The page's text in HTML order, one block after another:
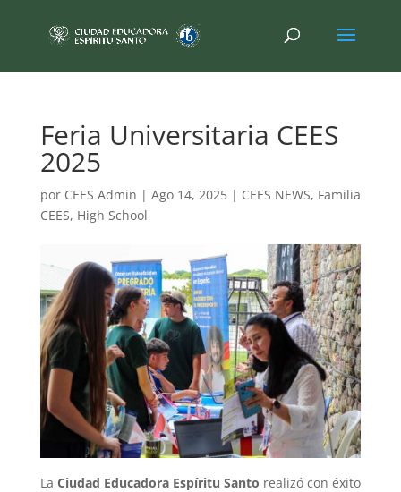
Feria Universitaria CEES
2025
por CEES Admin | Ago 14, 2025| CEES NEWS, Familia
CEES, High School
La Ciudad Educadora Espíritu Santo realizó con éxito